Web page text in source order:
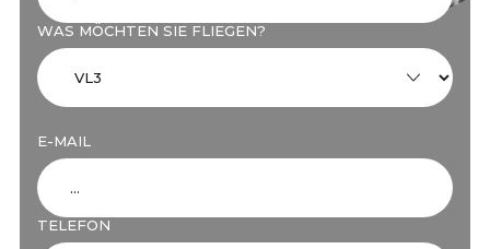
WAS MÖCHTEN SIE FLIEGEN?
E-MAIL
TELEFON